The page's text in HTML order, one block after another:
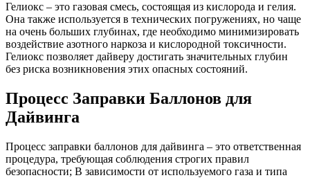
Гелиокс – это газовая смесь, состоящая из кислорода и гелия.
Она также используется в технических погружениях, но чаще
на очень больших глубинах, где необходимо минимизировать
воздействие азотного наркоза и кислородной токсичности.
Гелиокс позволяет дайверу достигать значительных глубин
без риска возникновения этих опасных состояний.
Процесс Заправки Баллонов для
Дайвинга
Процесс заправки баллонов для дайвинга – это ответственная
процедура, требующая соблюдения строгих правил
безопасности; В зависимости от используемого газа и типа